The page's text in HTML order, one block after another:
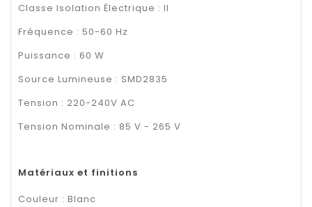
Classe Isolation Électrique : II
Fréquence : 50-60 Hz
Puissance : 60 W
Source Lumineuse : SMD2835
Tension : 220-240V AC
Tension Nominale : 85 V - 265 V
Matériaux et finitions
Couleur : Blanc